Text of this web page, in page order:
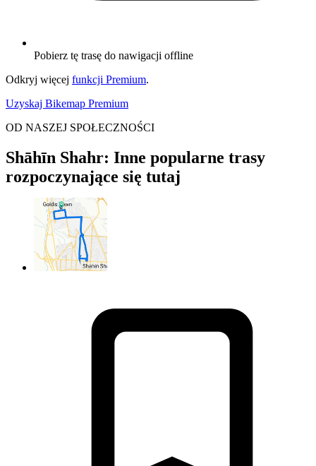
Pobierz tę trasę do nawigacji offline
Odkryj więcej funkcji Premium.
Uzyskaj Bikemap Premium
OD NASZEJ SPOŁECZNOŚCI
Shāhīn Shahr: Inne popularne trasy
rozpoczynające się tutaj